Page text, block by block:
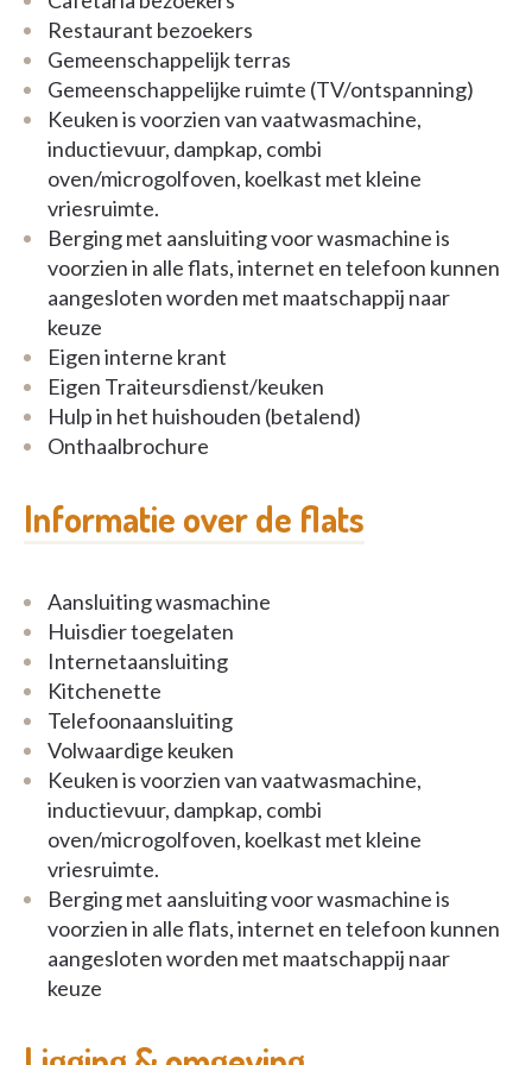
Er bevindt zich eveneens een gloednieuw
Dienstencentrumin het gebouw, waar tal van
activiteiten georganiseerd worden.
Er is eveneens eenwoonassistenteaanwezig die u
kan helpen met al uw vragen en problemen en
regelmatig activiteiten organiseert.
Neem gerust contact op of kom eens vrijblijvend
langs om onze aangename flats te ontdekken!
Momenteel werken wij met een wachtlijst maar
hier kan je je steeds vrijblijvend laten opzetten!
Voor meer info mag je steeds bellen of mailen!
Restaurant bezoekers
Gemeenschappelijk terras
Gemeenschappelijke ruimte (TV/ontspanning)
Keuken is voorzien van vaatwasmachine,
inductievuur, dampkap, combi
oven/microgolfoven, koelkast met kleine
vriesruimte.
Berging met aansluiting voor wasmachine is
voorzien in alle flats, internet en telefoon kunnen
aangesloten worden met maatschappij naar
keuze
Eigen interne krant
Eigen Traiteursdienst/keuken
Hulp in het huishouden (betalend)
Onthaalbrochure
Informatie over de flats
Aansluiting wasmachine
Huisdier toegelaten
Internetaansluiting
Kitchenette
Telefoonaansluiting
Volwaardige keuken
Keuken is voorzien van vaatwasmachine,
inductievuur, dampkap, combi
oven/microgolfoven, koelkast met kleine
vriesruimte.
Berging met aansluiting voor wasmachine is
voorzien in alle flats, internet en telefoon kunnen
aangesloten worden met maatschappij naar
keuze